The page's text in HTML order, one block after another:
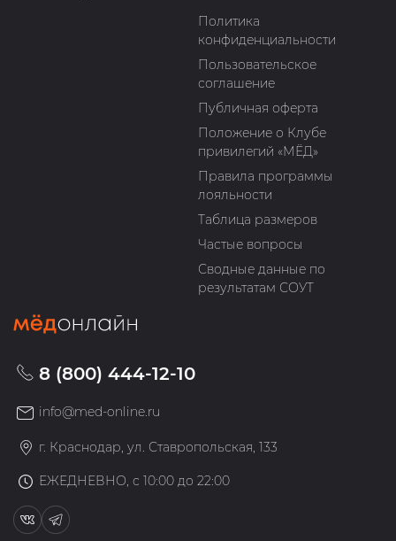
Политика
конфиденциальности
Пользовательское
соглашение
Публичная оферта
Положение о Клубе
привилегий «МЁД»
Правила программы
лояльности
Таблица размеров
Частые вопросы
Сводные данные по
результатам СОУТ
8 (800) 444-12-10
info@med-online.ru
г. Краснодар, ул. Ставропольская, 133
ЕЖЕДНЕВНО, с 10:00 до 22:00